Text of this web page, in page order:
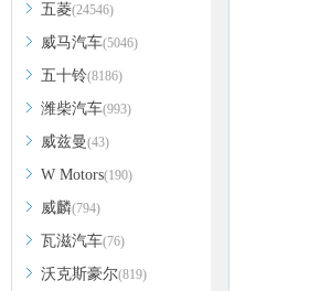
五菱(24546)
威马汽车(5046)
五十铃(8186)
潍柴汽车(993)
威兹曼(43)
W Motors(190)
威麟(794)
瓦滋汽车(76)
沃克斯豪尔(819)